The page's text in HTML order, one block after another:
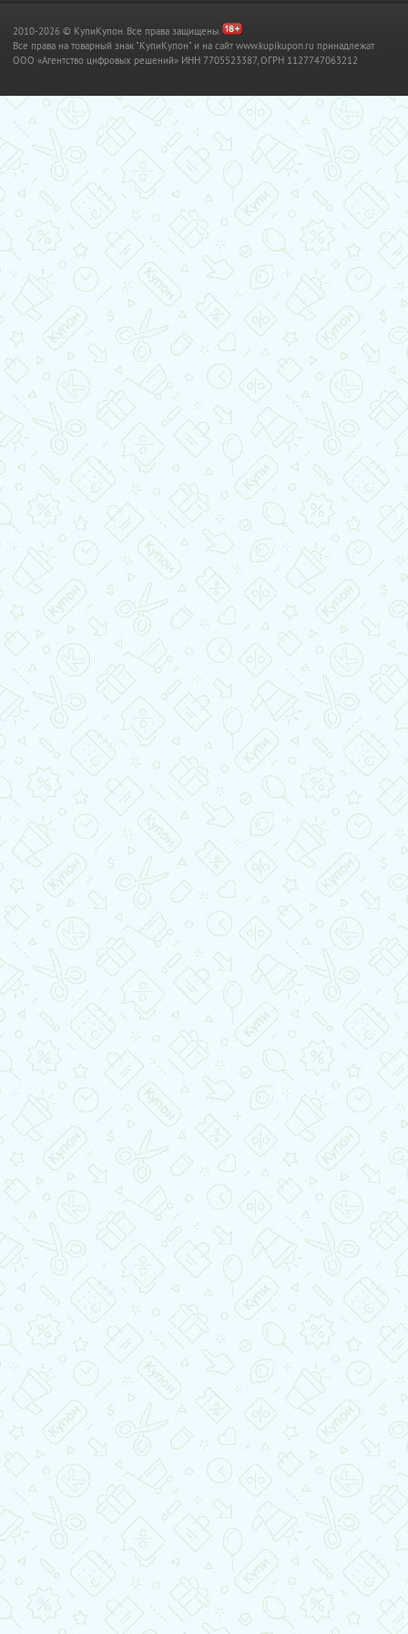
2010-2026 © КупиКупон. Все права защищены.
Все права на товарный знак "КупиКупон" и на сайт www.kupikupon.ru принадлежат
OOO «Агентство цифровых решений» ИНН 7705523387, ОГРН 1127747063212